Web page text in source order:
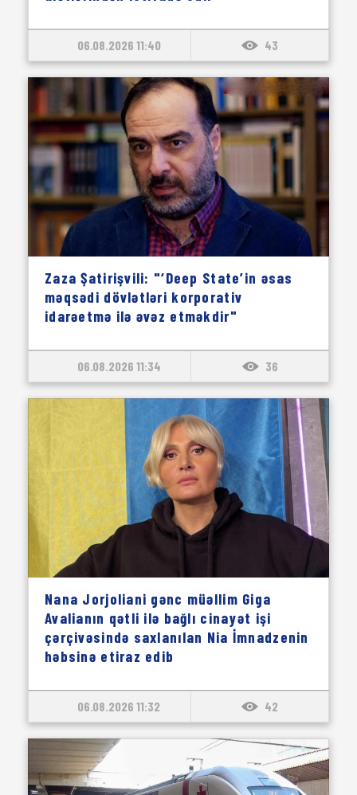
06.08.2026 11:40 43
Zaza Şatirişvili: "‘Deep State’in əsas
məqsədi dövlətləri korporativ
idarəetmə ilə əvəz etməkdir"
06.08.2026 11:34 36
Nana Jorjoliani gənc müəllim Giga
Avalianın qətli ilə bağlı cinayət işi
çərçivəsində saxlanılan Nia İmnadzenin
həbsinə etiraz edib
06.08.2026 11:32 42